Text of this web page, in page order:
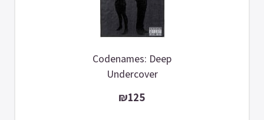
Codenames: Deep
Undercover
₪125